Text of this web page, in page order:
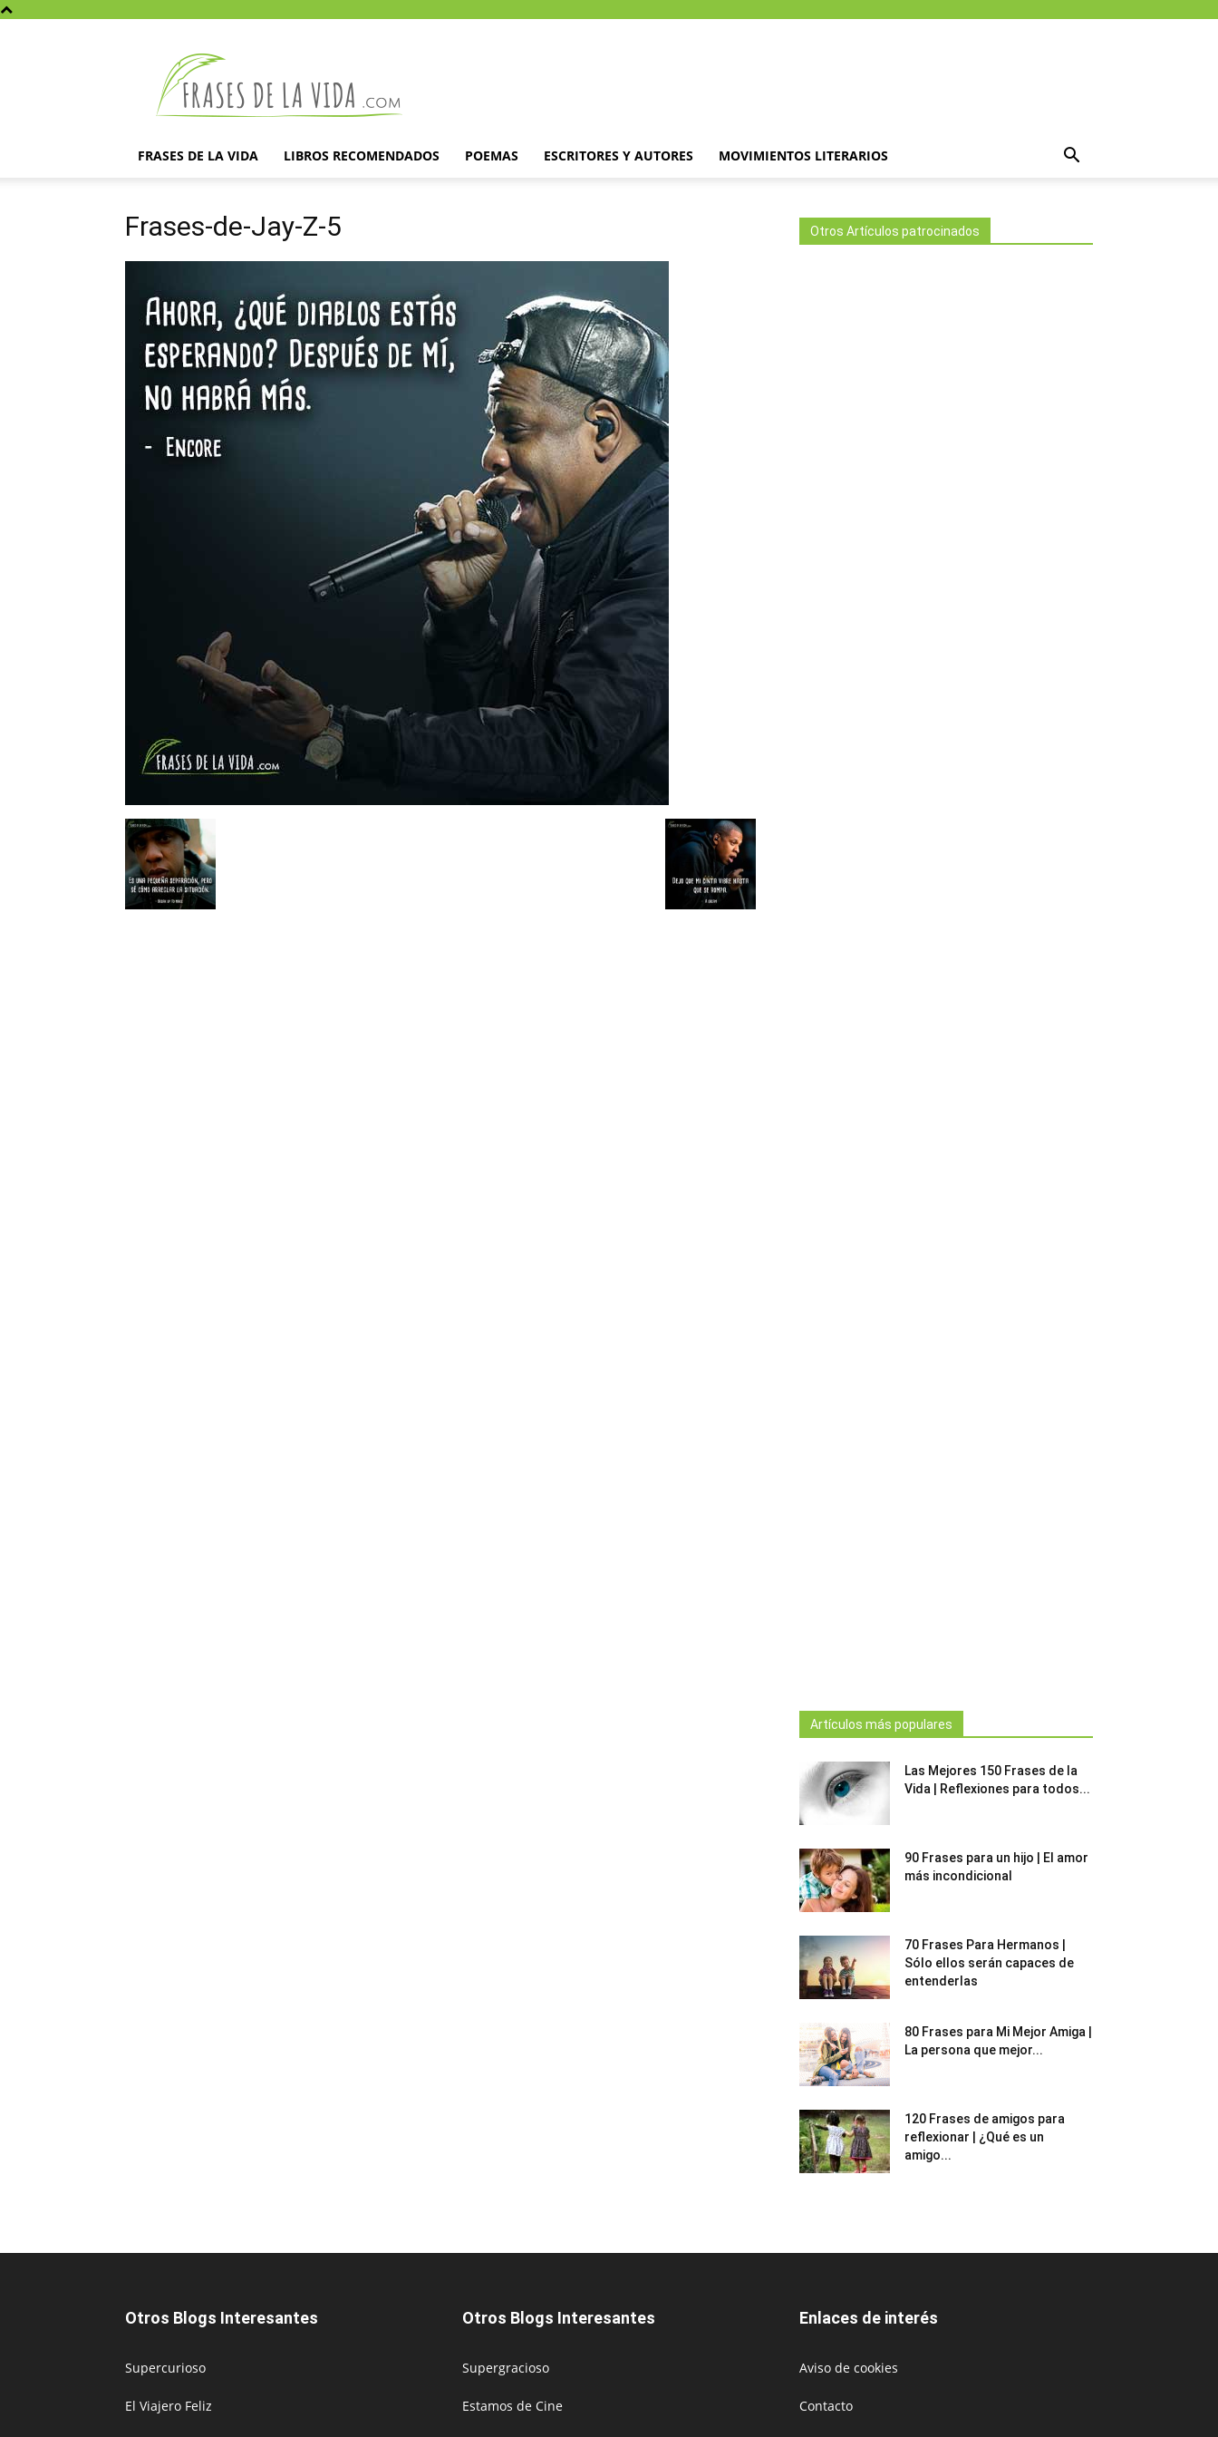
la
vida
FRASES DE LA VIDA LIBROS RECOMENDADOS POEMAS ESCRITORES Y AUTORES MOVIMIENTOS LITERARIOS
Frases-de-Jay-Z-5 Otros Artículos patrocinados
Artículos más populares
Las Mejores 150 Frases de la
Vida | Reflexiones para todos...
90 Frases para un hijo | El amor
más incondicional
70 Frases Para Hermanos |
Sólo ellos serán capaces de
entenderlas
80 Frases para Mi Mejor Amiga |
La persona que mejor...
120 Frases de amigos para
reflexionar | ¿Qué es un
amigo...
Otros Blogs Interesantes
Supercurioso
El Viajero Feliz
Otros Blogs Interesantes
Supergracioso
Estamos de Cine
Enlaces de interés
Aviso de cookies
Contacto